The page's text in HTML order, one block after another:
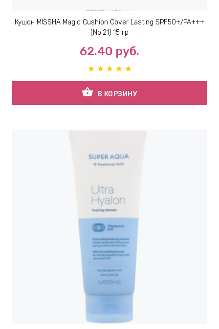
Кушон MISSHA Magic Cushion Cover Lasting SPF50+/PA+++
(No.21) 15 гр
62.40 руб.
shopping_basket В КОРЗИНУ